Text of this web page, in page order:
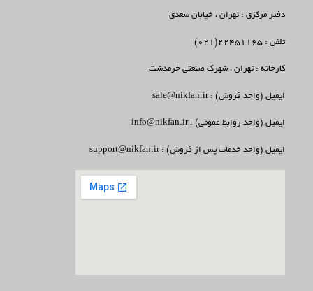
دفتر مرکزی : تهران ، خیابان سعدی
تلفن : 22451165(021)
کارخانه : تهران ، شهرک صنعتی خرمدشت
ایمیل (واحد فروش) : sale@nikfan.ir
ایمیل (واحد روابط عمومی) : info@nikfan.ir
ایمیل (واحد خدمات پس از فروش) : support@nikfan.ir